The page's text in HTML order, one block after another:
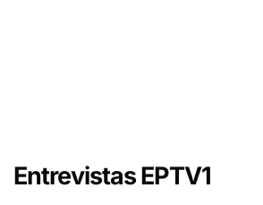
Entrevistas EPTV1